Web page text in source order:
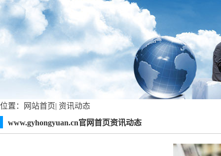
位置： 网站首页| 资讯动态
www.gyhongyuan.cn官网首页资讯动态